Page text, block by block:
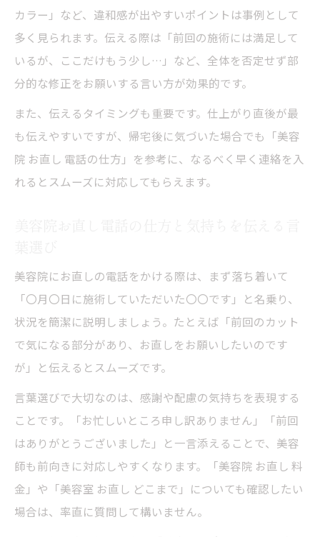
カラー」など、違和感が出やすいポイントは事例として
多く見られます。伝える際は「前回の施術には満足して
いるが、ここだけもう少し…」など、全体を否定せず部
分的な修正をお願いする言い方が効果的です。
また、伝えるタイミングも重要です。仕上がり直後が最
も伝えやすいですが、帰宅後に気づいた場合でも「美容
院 お直し 電話の仕方」を参考に、なるべく早く連絡を入
れるとスムーズに対応してもらえます。
美容院にお直しの電話をかける際は、まず落ち着いて
「〇月〇日に施術していただいた〇〇です」と名乗り、
状況を簡潔に説明しましょう。たとえば「前回のカット
で気になる部分があり、お直しをお願いしたいのです
が」と伝えるとスムーズです。
言葉選びで大切なのは、感謝や配慮の気持ちを表現する
ことです。「お忙しいところ申し訳ありません」「前回
はありがとうございました」と一言添えることで、美容
師も前向きに対応しやすくなります。「美容院 お直し 料
金」や「美容室 お直し どこまで」についても確認したい
場合は、率直に質問して構いません。